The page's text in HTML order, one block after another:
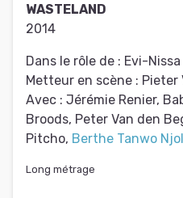
WASTELAND
2014
Dans le rôle de : Evi-Nissa
Metteur en scène : Pieter
Avec : Jérémie Renier,
Broods, Peter Van den
Pitcho, Berthe Tanwo
Long métrage